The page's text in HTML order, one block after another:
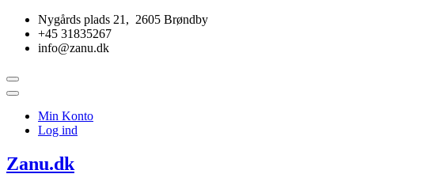
Skip
content
Nygårds plads 21, 2605 Brøndby
+45 31835267
info@zanu.dk
Topbar
Menu
Min Konto
Log ind
Zanu.dk